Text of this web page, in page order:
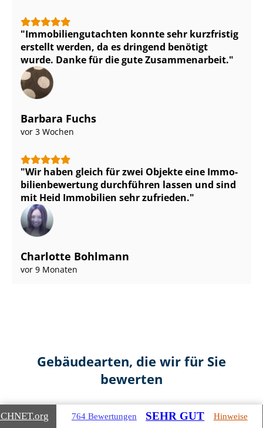
Im­mo­bi­li­en­gut­ach­ten konnte sehr kurzfristig
erstellt werden, da es dringend benötigt
wurde. Danke für die gute Zusammenarbeit.
Barbara Fuchs
vor 3 Wochen
Wir haben gleich für zwei Objekte eine Im­mo­
bi­li­en­be­wer­tung durchführen lassen und sind
mit Heid Immobilien sehr zufrieden.
Charlotte Bohlmann
vor 9 Monaten
Gebäudearten, die wir für Sie
bewerten
.org 764 Bewertungen SEHR GUT Hinweise